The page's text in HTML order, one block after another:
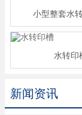
小型整套水
水转印
新闻资讯